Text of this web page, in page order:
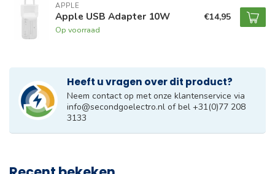
APPLE
Apple USB Adapter 10W
Op voorraad
€14,95
Heeft u vragen over dit product?
Neem contact op met onze klantenservice via
info@secondgoelectro.nl of bel +31(0)77 208
3133